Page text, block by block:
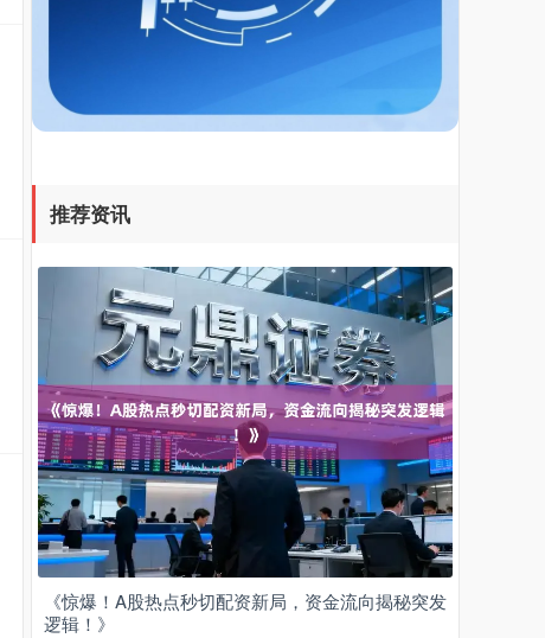
期指IC0 7730.00 -1.00 -0.01%
推荐资讯
《惊爆！A股热点秒切配资新局，资金流向揭秘突发
逻辑！》